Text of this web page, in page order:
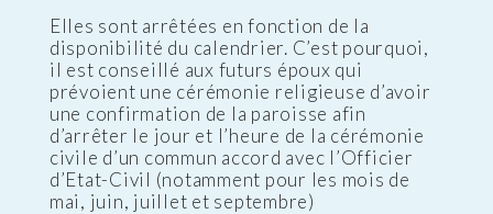
Elles sont arrêtées en fonction de la
disponibilité du calendrier. C’est pourquoi,
il est conseillé aux futurs époux qui
prévoient une cérémonie religieuse d’avoir
une confirmation de la paroisse afin
d’arrêter le jour et l’heure de la cérémonie
civile d’un commun accord avec l’Officier
d’Etat-Civil (notamment pour les mois de
mai, juin, juillet et septembre)